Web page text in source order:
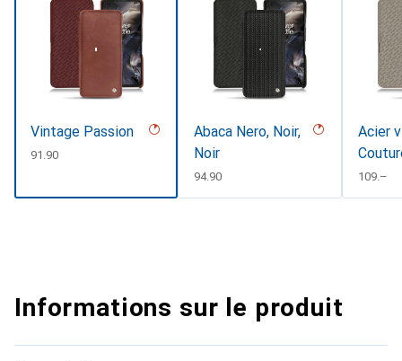
Vintage Passion
CHF
91.90
Abaca Nero, Noir,
Noir
CHF
94.90
Acier
CHF
109.–
Informations sur le produit